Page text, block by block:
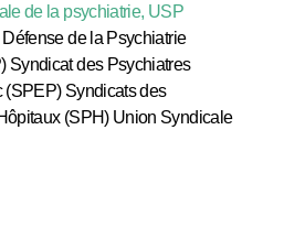
de la psychiatrie, USP
Défense de la Psychiatrie
Syndicat des Psychiatres
(SPEP) Syndicats des
(SPH) Union Syndicale